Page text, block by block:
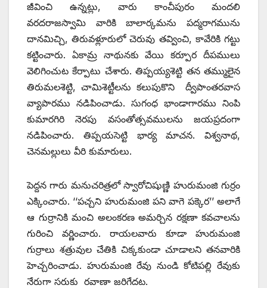
జీవించి ఉన్నట్లు, వారు కాంచీపురం మందలి
వరదరాజస్వామి వారికి బాలార్కమను పద్మరాగమును
దానమిచ్చి, తిరువళ్లూరులో చెరువు తవ్వించి, కావేరికి గట్టు
కట్టించారు. ఏకామ్ర నాథునకు వేయి కర్పూర దీపములు
వెలిగించుట కేర్పాటు చేశారు. తిప్పయ్యశెట్టి తన తమ్ములైన
తిరుమలశెట్టి, చామిశెట్టీలను కలుపుకొని ద్వీపాంతరవాస
వ్యాపారము నడిపించాడు. సుగంధ భాండాగారము నింపి
కుమారగిరి నెరపు వసంతోత్సవములను జయప్రదంగా
నడిపించారు. తిప్పయసెట్టి భార్య మాచన. విశ్వనాథ,
చెనమల్లులు వీరి కుమారులు.
పెద్దన గారు మనుచరిత్రలో స్వారోచిషుణ్ణి హురుమంజి గుర్రం
ఎక్కించారు. ‘‘పచ్చని హురుమంజి పని వాగె పక్కెర’’ అలాగే
ఆ గుర్రానికి మంచి అలంకరణ అమర్చిన రక్షణా కవచాలను
గురించి వర్ణించారు. రాయలవారు కూడా హురుమంజి
గుర్రాలు శత్రువుల చేతికి చిక్కకుండా చూడాలని తనవారికి
హెచ్చరించాడు. హురుమంజి రేవు నుండి కోటిపల్లి రేవుకు
నేరుగా సరుకు రవాణా జరిగేదట.